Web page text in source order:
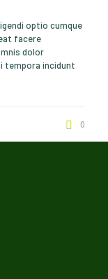
optio cumque
facere
dolor
tempora incidunt
0